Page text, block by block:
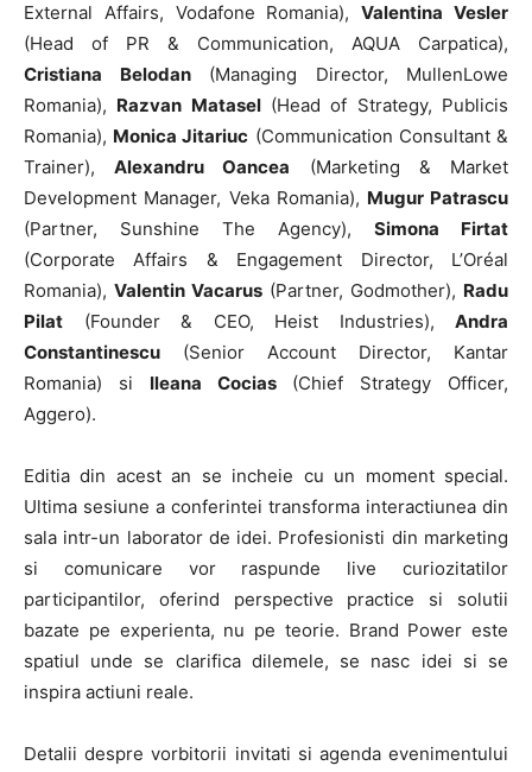
External Affairs, Vodafone Romania),Valentina Vesler
(Head of PR & Communication, AQUA Carpatica),
Cristiana Belodan(Managing Director, MullenLowe
Romania), Razvan Matasel(Head of Strategy, Publicis
Romania), Monica Jitariuc (Communication Consultant &
Trainer),Alexandru Oancea (Marketing & Market
Development Manager, Veka Romania), Mugur Patrascu
(Partner, Sunshine The Agency), Simona Firtat
(Corporate Affairs & Engagement Director, L’Oréal
Romania), Valentin Vacarus (Partner, Godmother), Radu
Pilat (Founder & CEO, Heist Industries), Andra
Constantinescu (Senior Account Director, Kantar
Romania) si Ileana Cocias(Chief Strategy Officer,
Aggero).
Editia din acest an se incheie cu un moment special.
Ultima sesiune a conferintei transforma interactiunea din
sala intr-un laborator de idei. Profesionisti din marketing
si comunicare vor raspunde live curiozitatilor
participantilor, oferind perspective practice si solutii
bazate pe experienta, nu pe teorie. Brand Power este
spatiul unde se clarifica dilemele, se nasc idei si se
inspira actiuni reale.
Detalii despre vorbitorii invitati si agenda evenimentului